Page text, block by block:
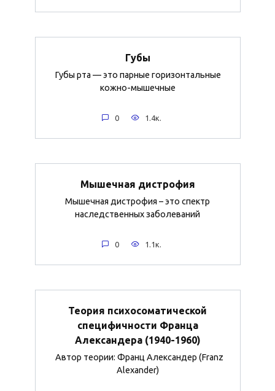
Губы
Губы рта — это парные горизонтальные
кожно-мышечные
0 1.4к.
Мышечная дистрофия
Мышечная дистрофия – это спектр
наследственных заболеваний
0 1.1к.
Теория психосоматической
специфичности Франца
Александера (1940-1960)
Автор теории: Франц Александер (Franz
Alexander)